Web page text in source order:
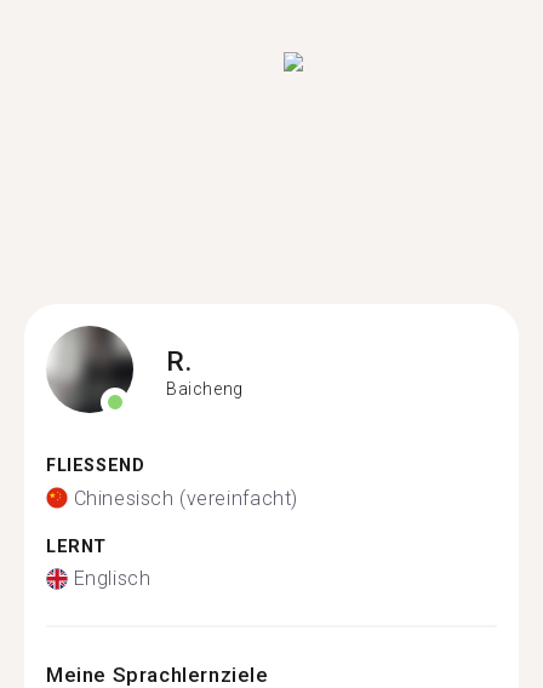
R.
Baicheng
FLIESSEND
Chinesisch (vereinfacht)
LERNT
Englisch
Meine Sprachlernziele